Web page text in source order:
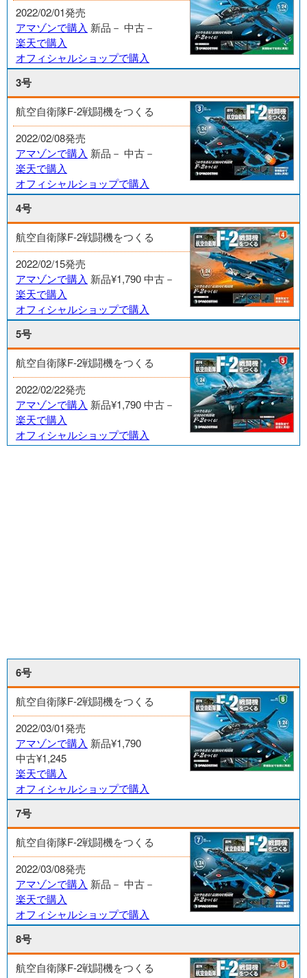
2022/02/01発売
アマゾンで購入 新品－ 中古－
楽天で購入
オフィシャルショップで購入
3号
航空自衛隊F-2戦闘機をつくる
2022/02/08発売
アマゾンで購入 新品－ 中古－
楽天で購入
オフィシャルショップで購入
4号
航空自衛隊F-2戦闘機をつくる
2022/02/15発売
アマゾンで購入 新品¥1,790中古－
楽天で購入
オフィシャルショップで購入
5号
航空自衛隊F-2戦闘機をつくる
2022/02/22発売
アマゾンで購入 新品¥1,790中古－
楽天で購入
オフィシャルショップで購入
6号
航空自衛隊F-2戦闘機をつくる
2022/03/01発売
アマゾンで購入 新品¥1,790
中古¥1,245
楽天で購入
オフィシャルショップで購入
7号
航空自衛隊F-2戦闘機をつくる
2022/03/08発売
アマゾンで購入 新品－ 中古－
楽天で購入
オフィシャルショップで購入
8号
航空自衛隊F-2戦闘機をつくる